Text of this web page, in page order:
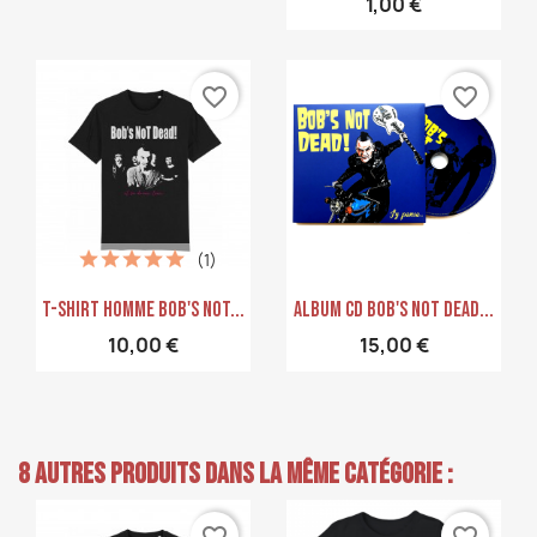
Aperçu rapide
T-Shirt Homme Bob's Not...
10,00 €
(1)
favorite_border
 Aperçu rapide
Album CD Bob's Not Dead...
15,00 €
favorite_border
8 autres produits dans la même catégorie :